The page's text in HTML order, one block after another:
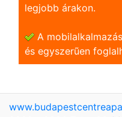
legjobb árakon.
A
és egyszerũen